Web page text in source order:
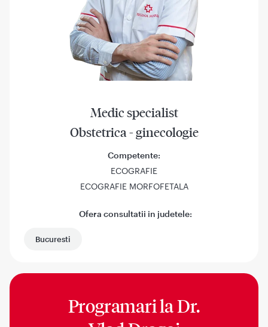
Medic specialist
Obstetrica - ginecologie
Competente:
ECOGRAFIE
ECOGRAFIE MORFOFETALA
Ofera consultatii in judetele:
Bucuresti
Programari laDr.